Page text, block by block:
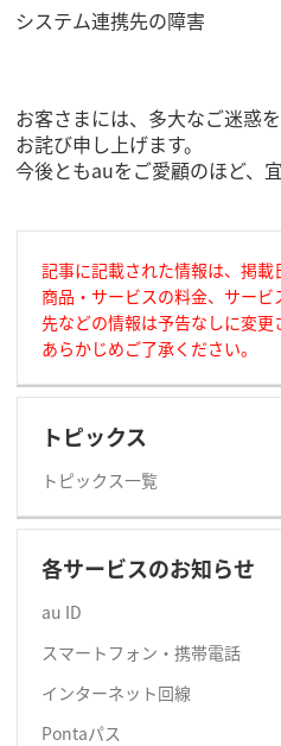
システム連携先の障害
お客さまには、多大なご迷惑
お詫び申し上げます。
今後ともauをご愛顧のほど、
記事に記載された情報は、掲載
商品・サービスの料金、サー
先などの情報は予告なしに変更
あらかじめご了承ください。
トピックス
トピックス一覧
各サービスのお知らせ
au ID
スマートフォン・携帯電話
インターネット回線
Pontaパス